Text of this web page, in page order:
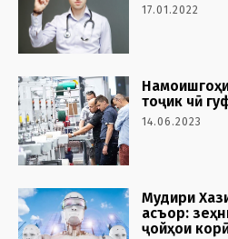
17.01.2022
тоҷик чӣ
14.06.2023
Мудири
асъор:
ҷойҳои